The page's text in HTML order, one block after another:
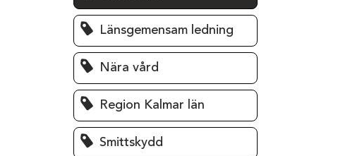
Länsgemensam ledning
Nära vård
Region Kalmar län
Smittskydd